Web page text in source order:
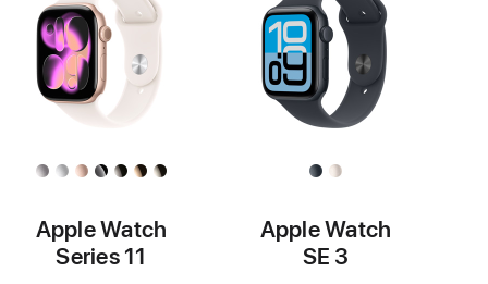
Apple Watch
Series 11
Apple Watch
SE 3